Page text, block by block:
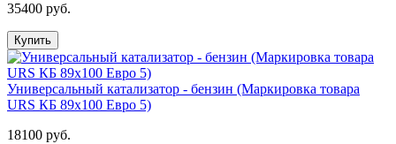
35400 руб.
Купить
Универсальный катализатор - бензин (Маркировка товара
URS КБ 89х100 Евро 5)
18100 руб.